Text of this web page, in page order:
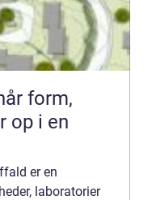
form,
op i en
er en
laboratorier